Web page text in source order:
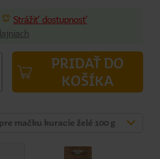
Strážiť dostupnosť
PRIDAŤ DO
KOŠÍKA
mačku kuracie želé 100 g